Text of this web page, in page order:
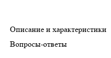
Описание и характеристики
Вопросы-ответы